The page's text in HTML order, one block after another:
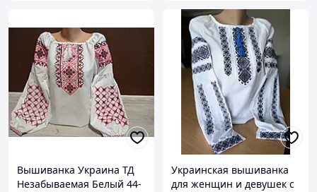
Вышиванка Украина ТД
Незабываемая Белый 44-
Украинская вышиванка
для женщин и девушек с